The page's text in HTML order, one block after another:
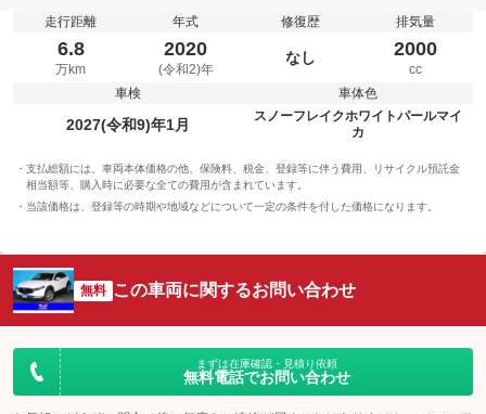
走行距離
6.8
万km
年式
2020
(令和2)年
修復歴
なし
排気量
2000
cc
車検
2027(令和9)年1月
車体色
スノーフレイクホワイトパールマイ
カ
支払総額には、車両本体価格の他、保険料、税金、登録等に伴う費用、リサイクル預託金
相当額等、購入時に必要な全ての費用が含まれています。
当該価格は、登録等の時期や地域などについて一定の条件を付した価格になります。
無料 この車両に関するお問い合わせ
まずは在庫確認・見積り依頼
無料電話でお問い合わせ